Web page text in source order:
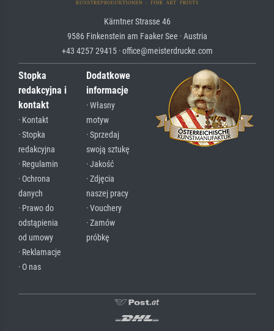
Kärntner Strasse 46
9586 Finkenstein am Faaker See · Austria
+43 4257 29415 · office@meisterdrucke.com
Stopka
redakcyjna i
kontakt
· Kontakt
· Stopka
redakcyjna
· Regulamin
· Ochrona
danych
· Prawo do
odstąpienia
od umowy
· Reklamacje
· O nas
Dodatkowe
informacje
· Własny
motyw
· Sprzedaj
swoją sztukę
· Jakość
· Zdjęcia
naszej pracy
· Vouchery
· Zamów
próbkę